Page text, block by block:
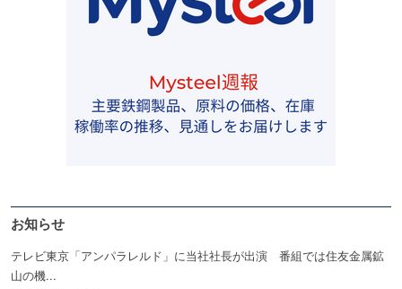
お知らせ
テレビ東京「アンパラレルド」に当社社長が出演 番組では住友金属鉱
山の機...